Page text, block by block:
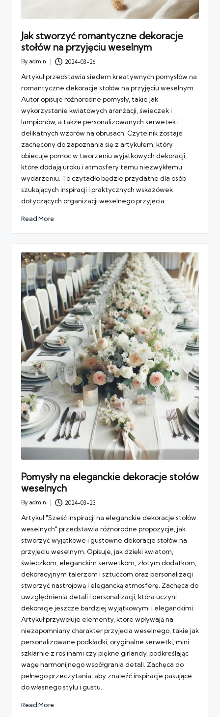
Jak stworzyć romantyczne dekoracje
stołów na przyjęciu weselnym
Posted
By admin 2024-03-26
Artykuł przedstawia siedem kreatywnych pomysłów na
romantyczne dekoracje stołów na przyjęciu weselnym.
Autor opisuje różnorodne pomysły, takie jak
wykorzystanie kwiatowych aranżacji, świeczek i
lampionów, a także personalizowanych serwetek i
delikatnych wzorów na obrusach. Czytelnik zostaje
zachęcony do zapoznania się z artykułem, który
obiecuje pomoc w tworzeniu wyjątkowych dekoracji,
które dodają uroku i atmosfery temu niezwykłemu
wydarzeniu. To czytadło będzie przydatne dla osób
szukających inspiracji i praktycznych wskazówek
dotyczących organizacji weselnego przyjęcia.
Read More
Pomysły na eleganckie dekoracje stołów
weselnych
Posted
By admin 2024-03-23
Artykuł "Sześć inspiracji na eleganckie dekoracje stołów
weselnych" przedstawia różnorodne propozycje, jak
stworzyć wyjątkowe i gustowne dekoracje stołów na
przyjęciu weselnym. Opisuje, jak dzięki kwiatom,
świeczkom, eleganckim serwetkom, złotym dodatkom,
dekoracyjnym talerzom i sztućcom oraz personalizacji
stworzyć nastrojową i elegancką atmosferę. Zachęca do
uwzględnienia detali i personalizacji, która uczyni
dekoracje jeszcze bardziej wyjątkowymi i eleganckimi.
Artykuł przywołuje elementy, które wpływają na
niezapomniany charakter przyjęcia weselnego, takie jak
personalizowane podkładki, oryginalne serwetki, mini
szklarnie z roślinami czy piękne girlandy, podkreślając
wagę harmonijnego współgrania detali. Zachęca do
pełnego przeczytania, aby znaleźć inspiracje pasujące
do własnego stylu i gustu.
Read More